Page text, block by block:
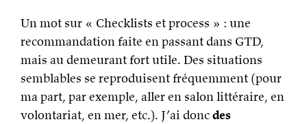
Un mot sur « Checklists et process » : une
recommandation faite en passant dans GTD,
mais au demeurant fort utile. Des situations
semblables se reproduisent fréquemment (pour
ma part, par exemple, aller en salon littéraire, en
volontariat, en mer, etc.). J’ai doncdes